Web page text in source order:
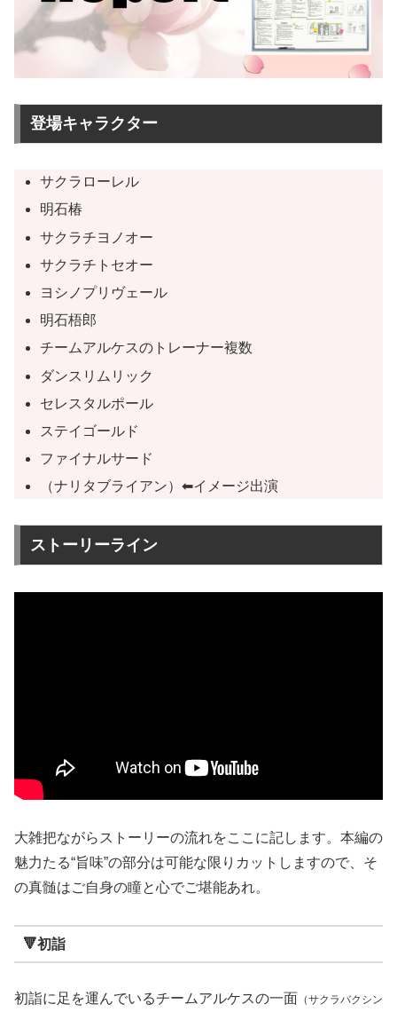
登場キャラクター
サクラローレル
明石椿
サクラチヨノオー
サクラチトセオー
ヨシノプリヴェール
明石梧郎
チームアルケスのトレーナー複数
ダンスリムリック
セレスタルポール
ステイゴールド
ファイナルサード
（ナリタブライアン）⬅︎イメージ出演
ストーリーライン
大雑把ながらストーリーの流れをここに記します。本編の
魅力たる“旨味”の部分は可能な限りカットしますので、そ
の真髄はご自身の瞳と心でご堪能あれ。
🔻初詣
初詣に足を運んでいるチームアルケスの一面 （サクラバクシン